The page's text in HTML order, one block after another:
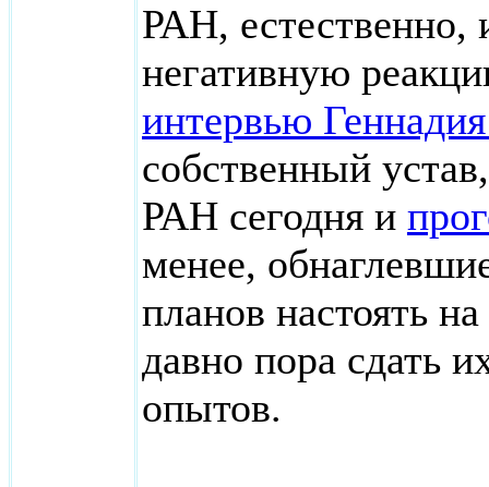
РАН, естественно,
негативную
интервью
собственный
РАН сегодня и
менее,
планов настоять
давно пора сдать
опытов.